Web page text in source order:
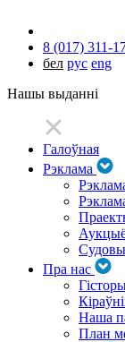
8 (017) 311-
бел рус eng
Нашы выданні
Галоўная
Рэклама
Пра нас
Наша
План